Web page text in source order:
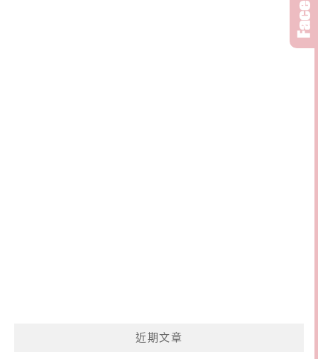
近期文章